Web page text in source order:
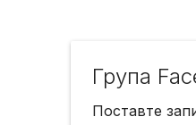
Група
Поставте